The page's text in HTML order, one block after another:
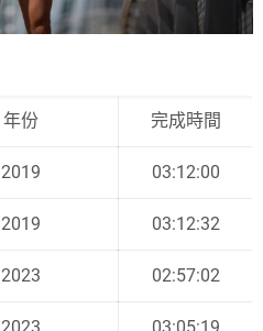
年份 完成時間
2019 03:12:00
2019 03:12:32
2023 02:57:02